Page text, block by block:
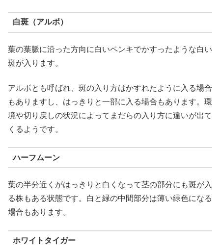
白斑（アルボ）
葉の葉脈に沿った方向に白いペンキでかすったような白い
斑が入ります。
アルボとも呼ばれ、斑の入り方はかすれたように入る場合
もありますし、はっきりと一部に入る場合もあります。環
境や切り戻しの状況によってまだらの入り方に違いが出て
くるようです。
ハーフムーン
葉の半分近くがはっきりと白くなって茎の部分にも斑が入
る株もある状態です。白と緑の中間部分は薄い緑色になる
場合もあります。
ホワイトタイガー